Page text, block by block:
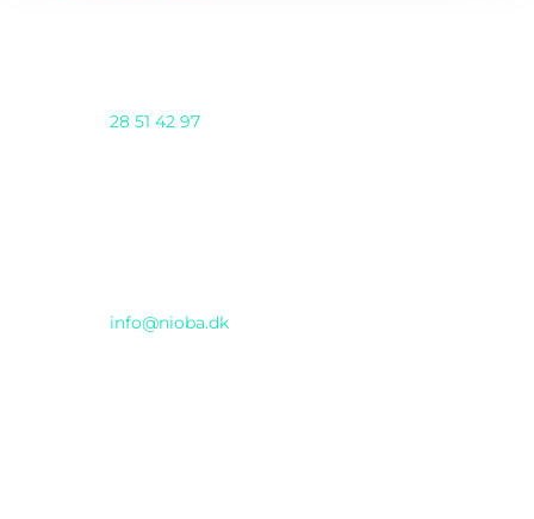
28 51 42 97
info@nioba.dk